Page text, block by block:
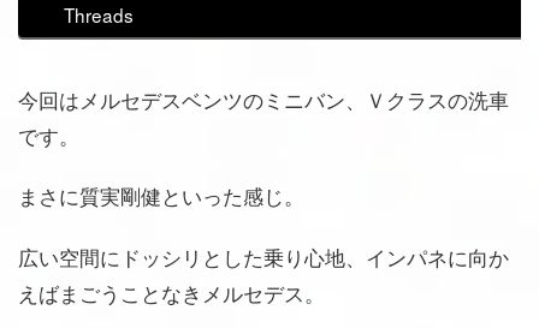
Threads
今回はメルセデスベンツのミニバン、Ｖクラスの洗車
です。
まさに質実剛健といった感じ。
広い空間にドッシリとした乗り心地、インパネに向か
えばまごうことなきメルセデス。